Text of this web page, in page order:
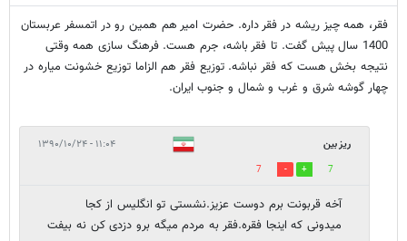
فقر، همه چیز ریشه در فقر داره. حضرت امیر هم همین رو در اتمسفر عربستان
1400 سال پیش گفت. تا فقر باشه، جرم هست. فرهنگ سازی همه وقتی
نتیجه بخش هست که فقر نباشه. توزیع فقر هم الزاما توزیع خشونت میاره در
چهار گوشه شرق و غرب و شمال و جنوب ایران.
ریز بین ۱۱:۰۴ - ۱۳۹۰/۱۰/۲۴
7
7
آخه قربونت برم دوست عزیز.نشستی تو انگلیس از کجا
میدونی که اینجا فقره.فقر به مردم میگه برو دزدی کن نه بیفت